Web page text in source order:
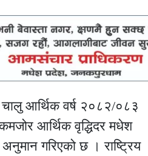
चालु आर्थिक वर्ष २०८२/०८३
आर्थिक वृद्धिदर मधेश
गरिएको छ । राष्ट्रिय